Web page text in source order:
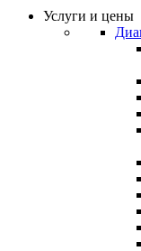
Услуги и цены